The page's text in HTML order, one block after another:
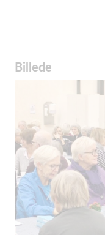
Billede